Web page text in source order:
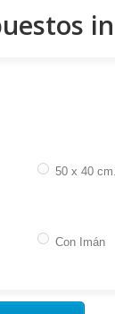
50 x 40
Con Imán